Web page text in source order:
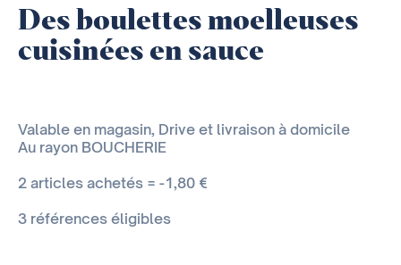
Des boulettes moelleuses
cuisinées en sauce
Valable en magasin, Drive et livraison à domicile
Au rayon BOUCHERIE
2 articles achetés = -1,80 €
3 références éligibles